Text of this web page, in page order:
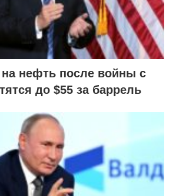
нефть после войны с
до $55 за баррель